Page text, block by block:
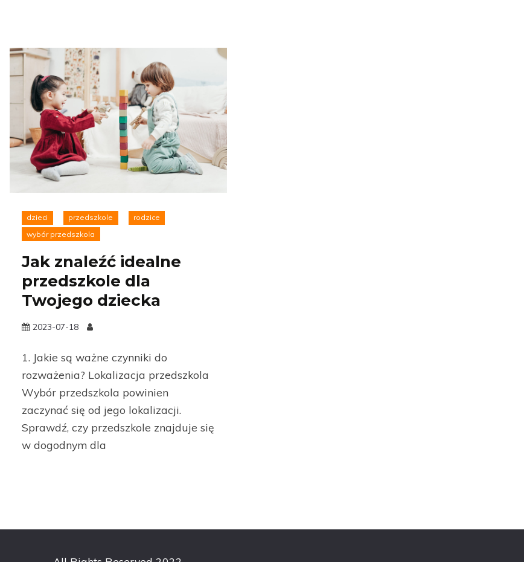
dzieci przedszkole
rodzice
wybór przedszkola
Jak znaleźć idealne
przedszkole dla
Twojego dziecka
2023-07-18
1. Jakie są ważne czynniki do
rozważenia? Lokalizacja przedszkola
Wybór przedszkola powinien
zaczynać się od jego lokalizacji.
Sprawdź, czy przedszkole znajduje się
w dogodnym dla